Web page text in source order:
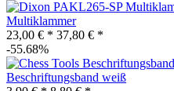
Multiklammer
23,00 € * 37,80 € *
-55.68%
Beschriftungsband weiß